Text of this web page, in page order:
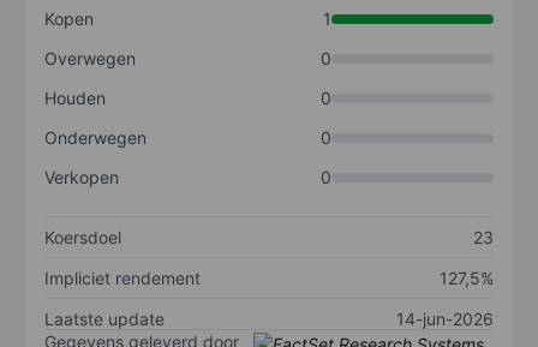
Kopen
1
Overwegen
0
Houden
0
Onderwegen
0
Verkopen
0
Koersdoel
23
Impliciet rendement
127,5%
Laatste update
14-jun-2026
Gegevens geleverd door